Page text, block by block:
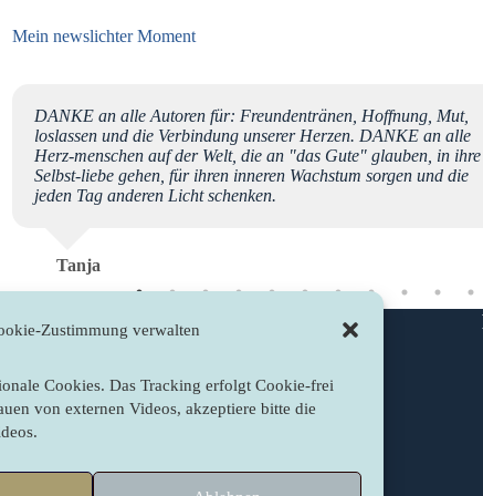
Zustimmung verwalten
Cookies. Das Tracking erfolgt Cookie-frei
von externen Videos, akzeptiere bitte die
Mein newslichter Moment
DANKE an alle Autoren für: Freundentränen, Hoffnung, Mut,
loslassen und die Verbindung unserer Herzen. DANKE an alle
Herz-menschen auf der Welt, die an "das Gute" glauben, in ihre
Selbst-liebe gehen, für ihren inneren Wachstum sorgen und die
jeden Tag anderen Licht schenken.
Tanja
Rechtliches
Datenschutzerklärung
Cookie-Richtlinie